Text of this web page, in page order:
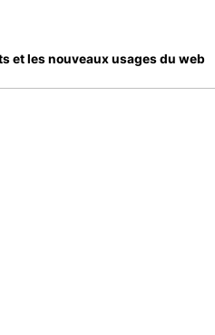
et les nouveaux usages du web